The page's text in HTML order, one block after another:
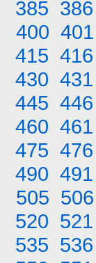
385 386
400 401
415 416
430 431
445 446
460 461
475 476
490 491
505 506
520 521
535 536